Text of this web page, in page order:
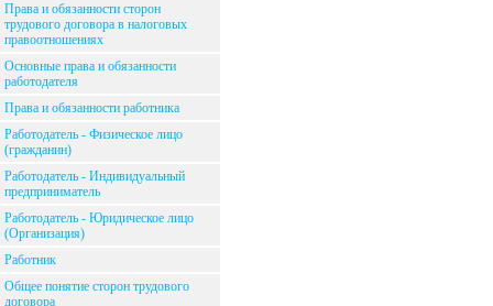
Права и обязанности сторон
трудового договора в налоговых
правоотношениях
Основные права и обязанности
работодателя
Права и обязанности работника
Работодатель - Физическое лицо
(гражданин)
Работодатель - Индивидуальный
предприниматель
Работодатель - Юридическое лицо
(Организация)
Работник
Общее понятие сторон трудового
договора